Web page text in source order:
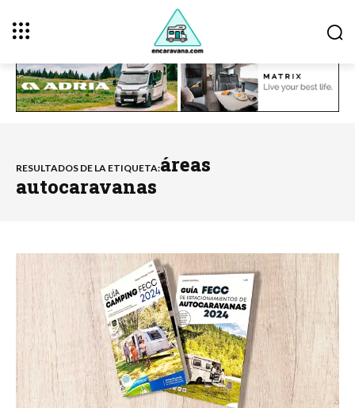
RESULTADOS DE LA ETIQUETA:áreas
autocaravanas